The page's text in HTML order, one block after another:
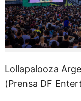
Lollapalooza
(Prensa DF